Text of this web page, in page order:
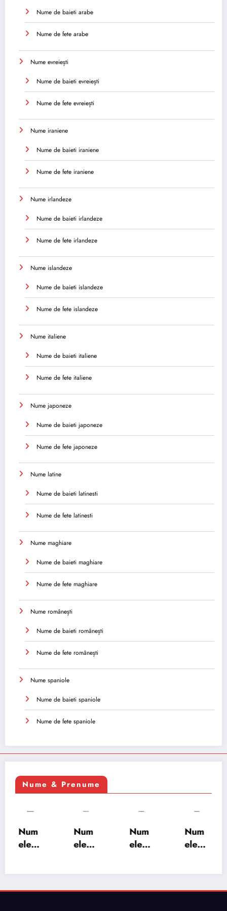
Nume de baieti arabe
Nume de fete arabe
Nume evreiești
Nume de baieti evreiești
Nume de fete evreiești
Nume iraniene
Nume de baieti iraniene
Nume de fete iraniene
Nume irlandeze
Nume de baieti irlandeze
Nume de fete irlandeze
Nume islandeze
Nume de baieti islandeze
Nume de fete islandeze
Nume italiene
Nume de baieti italiene
Nume de fete italiene
Nume japoneze
Nume de baieti japoneze
Nume de fete japoneze
Nume latine
Nume de baieti latinesti
Nume de fete latinesti
Nume maghiare
Nume de baieti maghiare
Nume de fete maghiare
Nume românești
Nume de baieti românești
Nume de fete românești
Nume spaniole
Nume de baieti spaniole
Nume de fete spaniole
Nume & Prenume
Num
ele
semn
Num
ele
semn
Num
ele
semn
Num
ele
ificați